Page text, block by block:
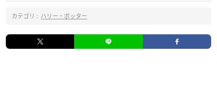
カテゴリ : ハリー・ポッター